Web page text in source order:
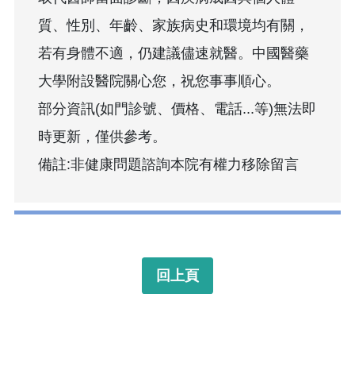
質、性別、年齡、家族病史和環境均有關，
若有身體不適，仍建議儘速就醫。中國醫藥
大學附設醫院關心您，祝您事事順心。
部分資訊(如門診號、價格、電話...等)無法即
時更新，僅供參考。
備註:非健康問題諮詢本院有權力移除留言
回上頁